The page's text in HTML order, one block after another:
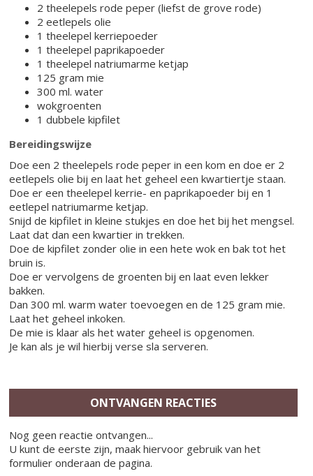
2 theelepels rode peper (liefst de grove rode)
2 eetlepels olie
1 theelepel kerriepoeder
1 theelepel paprikapoeder
1 theelepel natriumarme ketjap
125 gram mie
300 ml. water
wokgroenten
1 dubbele kipfilet
Bereidingswijze
Doe een 2 theelepels rode peper in een kom en doe er 2
eetlepels olie bij en laat het geheel een kwartiertje staan.
Doe er een theelepel kerrie- en paprikapoeder bij en 1
eetlepel natriumarme ketjap.
Snijd de kipfilet in kleine stukjes en doe het bij het mengsel.
Laat dat dan een kwartier in trekken.
Doe de kipfilet zonder olie in een hete wok en bak tot het
bruin is.
Doe er vervolgens de groenten bij en laat even lekker
bakken.
Dan 300 ml. warm water toevoegen en de 125 gram mie.
Laat het geheel inkoken.
De mie is klaar als het water geheel is opgenomen.
Je kan als je wil hierbij verse sla serveren.
ONTVANGEN REACTIES
Nog geen reactie ontvangen...
U kunt de eerste zijn, maak hiervoor gebruik van het
formulier onderaan de pagina.